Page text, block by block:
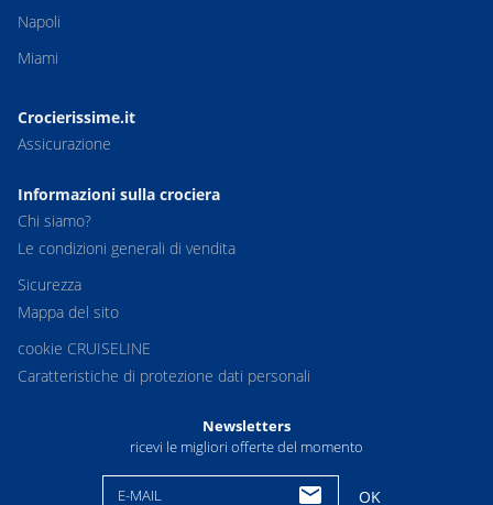
Napoli
Miami
Crocierissime.it
Assicurazione
Informazioni sulla crociera
Chi siamo?
Le condizioni generali di vendita
Sicurezza
Mappa del sito
cookie CRUISELINE
Caratteristiche di protezione dati personali
Newsletters
ricevi le migliori offerte del momento
E-MAIL OK